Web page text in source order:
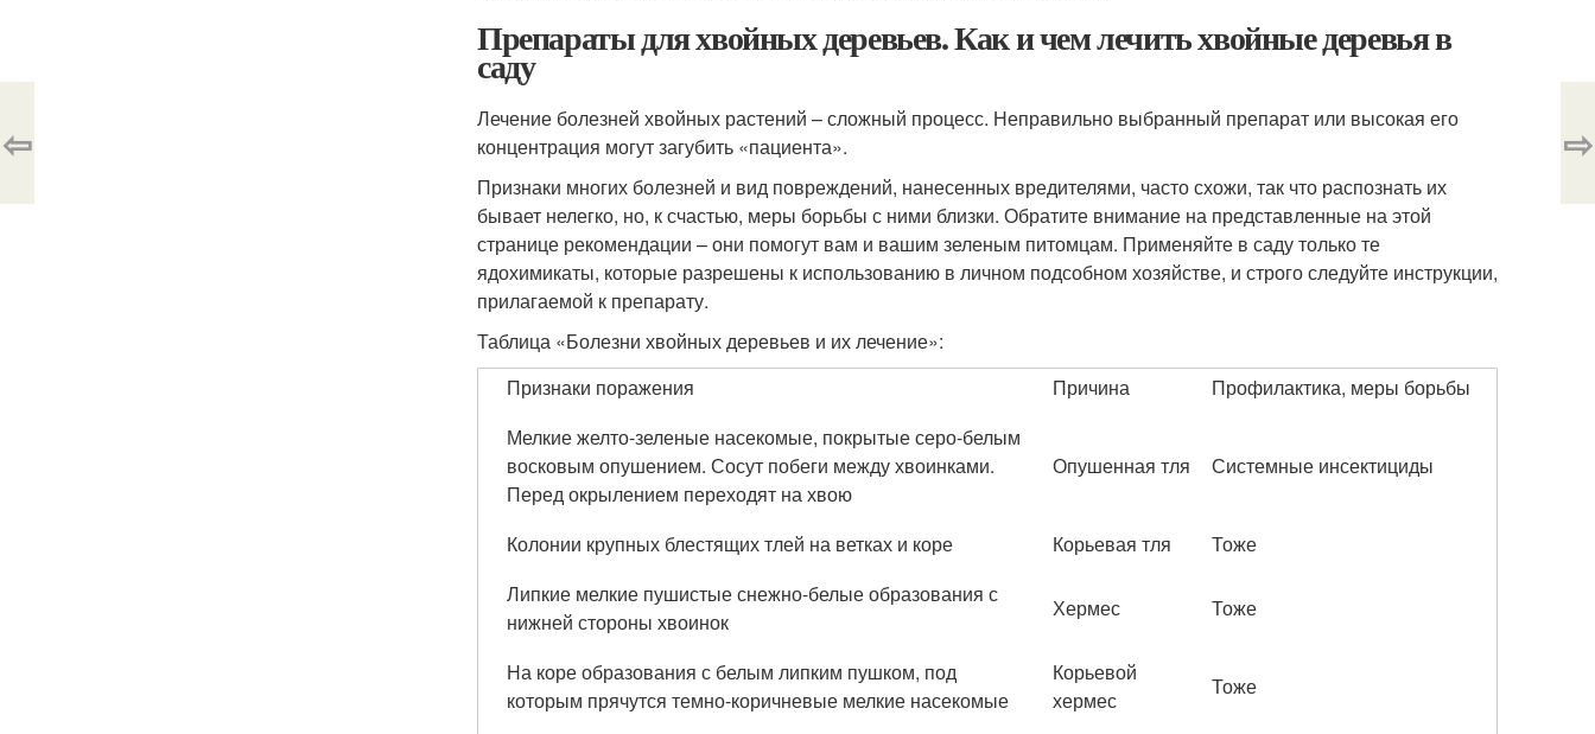
Препараты для хвойных деревьев. Как и чем лечить хвойные деревья в
саду
Лечение болезней хвойных растений – сложный процесс. Неправильно выбранный препарат или высокая его
концентрация могут загубить «пациента».
Признаки многих болезней и вид повреждений, нанесенных вредителями, часто схожи, так что распознать их
бывает нелегко, но, к счастью, меры борьбы с ними близки. Обратите внимание на представленные на этой
странице рекомендации – они помогут вам и вашим зеленым питомцам. Применяйте в саду только те
ядохимикаты, которые разрешены к использованию в личном подсобном хозяйстве, и строго следуйте инструкции,
прилагаемой к препарату.
Таблица «Болезни хвойных деревьев и их лечение»:
Признаки поражения
Причина
Профилактика, меры борьбы
Мелкие желто-зеленые насекомые, покрытые серо-белым
восковым опушением. Сосут побеги между хвоинками.
Перед окрылением переходят на хвою
Опушенная тля Системные инсектициды
Колонии крупных блестящих тлей на ветках и коре Корьевая тля
Тоже
Липкие мелкие пушистые снежно-белые образования с
нижней стороны хвоинок
Хермес Тоже
На коре образования с белым липким пушком, под
которым прячутся темно-коричневые мелкие насекомые
Корьевой
хермес
Тоже
⇦ ⇨